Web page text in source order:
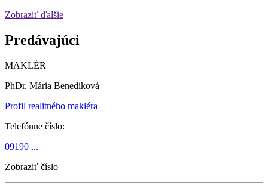
Zobraziť ďalšie
Predávajúci
MAKLÉR
PhDr. Mária Benediková
Profil realitného makléra
Telefónne číslo:
09190 ...
Zobraziť číslo